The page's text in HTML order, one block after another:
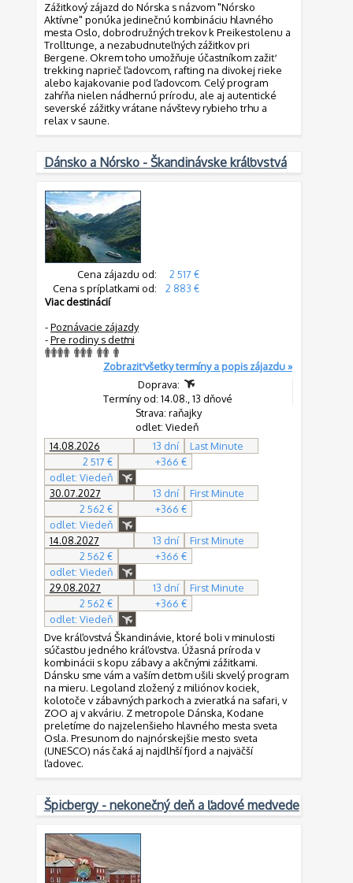
Zážitkový zájazd do Nórska s názvom "Nórsko
Aktívne" ponúka jedinečnú kombináciu hlavného
mesta Oslo, dobrodružných trekov k Preikestolenu a
Trolltunge, a nezabudnuteľných zážitkov pri
Bergene. Okrem toho umožňuje účastníkom zažiť
trekking naprieč ľadovcom, rafting na divokej rieke
alebo kajakovanie pod ľadovcom. Celý program
zahŕňa nielen nádhernú prírodu, ale aj autentické
severské zážitky vrátane návštevy rybieho trhu a
relax v saune.
Dánsko a Nórsko - Škandinávske kráľovstvá
Cena zájazdu od:
2 517 €
Cena s príplatkami od:
2 883 €
Viac destinácií
-Poznávacie zájazdy
-Pre rodiny s deťmi
Zobraziť všetky termíny a popis zájazdu »
Doprava:
Termíny od: 14.08., 13 dňové
Strava: raňajky
odlet: Viedeň
14.08.2026
13 dní
Last Minute
2 517 €
+366 €
odlet: Viedeň
30.07.2027
13 dní
First Minute
2 562 €
+366 €
odlet: Viedeň
14.08.2027
13 dní
First Minute
2 562 €
+366 €
odlet: Viedeň
29.08.2027
13 dní
First Minute
2 562 €
+366 €
odlet: Viedeň
Dve kráľovstvá Škandinávie, ktoré boli v minulosti
súčasťou jedného kráľovstva. Úžasná príroda v
kombinácii s kopu zábavy a akčnými zážitkami.
Dánsku sme vám a vaším deťom ušili skvelý program
na mieru. Legoland zložený z miliónov kociek,
kolotoče v zábavných parkoch a zvieratká na safari, v
ZOO aj v akváriu. Z metropole Dánska, Kodane
preletíme do najzelenšieho hlavného mesta sveta
Osla. Presunom do najnórskejšie mesto sveta
(UNESCO) nás čaká aj najdlhší fjord a najväčší
ľadovec.
Špicbergy - nekonečný deň a ľadové medvede